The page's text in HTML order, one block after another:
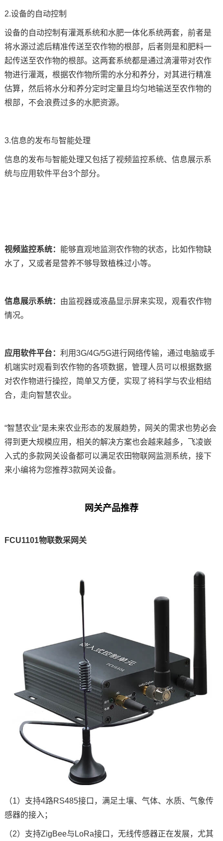
2.设备的自动控制
设备的自动控制有灌溉系统和水肥一体化系统两套，前者是
将水源过滤后精准传送至农作物的根部，后者则是和肥料一
起传送至农作物的根部。这两套系统都是通过滴灌带对农作
物进行灌溉，根据农作物所需的水分和养分，对其进行精准
估算，然后将水分和养分定时定量且均匀地输送至农作物的
根部，不会浪费过多的水肥资源。
3.信息的发布与智能处理
信息的发布与智能处理又包括了视频监控系统、信息展示系
统与应用软件平台3个部分。
视频监控系统： 能够直观地监测农作物的状态，比如作物缺
水了，又或者是营养不够导致植株过小等。
信息展示系统： 由监视器或液晶显示屏来实现，观看农作物
情况。
应用软件平台： 利用3G/4G/5G进行网络传输，通过电脑或手
机端实时观看到农作物的各项数据，管理人员可以根据数据
对农作物进行操控，简单又方便，实现了将科学与农业相结
合，走向智慧农业。
“智慧农业”是未来农业形态的发展趋势，网关的需求也势必会
得到更大规模应用，相关的解决方案也会越来越多，飞凌嵌
入式的多款网关设备都可以满足农田物联网监测系统，接下
来小编将为您推荐3款网关设备。
网关产品推荐
FCU1101物联数采网关
（1）支持4路RS485接口，满足土壤、气体、水质、气象传
感器的接入；
（2）支持ZigBee与LoRa接口，无线传感器正在发展，尤其